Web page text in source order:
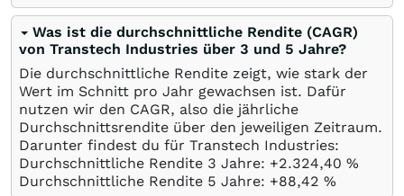
Was ist die durchschnittliche Rendite (CAGR)
von Transtech Industries über 3 und 5 Jahre?
Die durchschnittliche Rendite zeigt, wie stark der
Wert im Schnitt pro Jahr gewachsen ist. Dafür
nutzen wir den CAGR, also die jährliche
Durchschnittsrendite über den jeweiligen Zeitraum.
Darunter findest du für Transtech Industries:
Durchschnittliche Rendite 3 Jahre: +2.324,40 %
Durchschnittliche Rendite 5 Jahre: +88,42 %